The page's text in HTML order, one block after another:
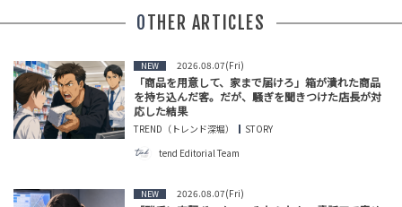
OTHER ARTICLES
NEW 2026.08.07(Fri)
「商品を用意して、家まで届けろ」箱が潰れた商品
を持ち込んだ客。だが、騒ぎを聞きつけた店長が対
応した結果
TREND（トレンド深堀）
STORY
tend Editorial Team
NEW 2026.08.07(Fri)